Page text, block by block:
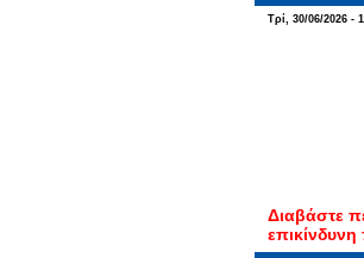
Τρί, 30/06/2026 -
Διαβάστε